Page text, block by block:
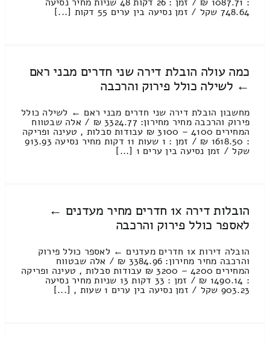
748.64 שקל / זמן נסיעה בין ערים 55 דקות [...]
כמה עולה הובלת דירה שני חדרים מבני ראם
← לשילה כולל פירוק והרכבה
מחשבון הובלת דירה שני חדרים מבני ראם ← לשילה כולל
פירוק והרכבה מחיר מחירון: 3324.77 ₪ / אלה שבטווח
המחירים 4100 – 3100 ₪ עבודות סבלות , טעינה ופריקה
: 1618.50 ₪ / זמן : 1 שעות 11 דקות מחיר נסיעה 913.93
שקל / זמן נסיעה בין ערים 1 [...]
הובלות דירה 1x חדרים מחיר מעדנים ←
לאספר כולל פירוק והרכבה
הובלה דירות 1x חדרים מעדנים ← לאספר כולל פירוק
והרכבה מחיר מחירון: 3384.96 ₪ / אלה שבטווח
המחירים 4200 – 3200 ₪ עבודות סבלות , טעינה ופריקה
: 1490.14 ₪ / זמן : 33 דקות 13 שניות מחיר נסיעה
903.23 שקל / זמן נסיעה בין ערים 1 שעות , [...]